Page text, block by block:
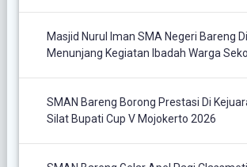
Masjid Nurul Iman SMA Negeri Bareng
Menunjang Kegiatan Ibadah Warga
SMAN Bareng Borong Prestasi Di
Silat Bupati Cup V Mojokerto 2026